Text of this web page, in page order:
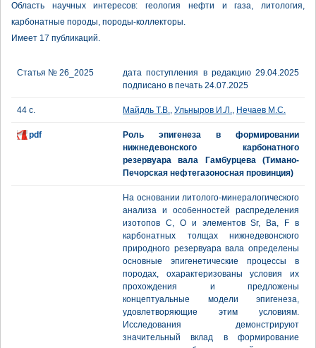
Область научных интересов: геология нефти и газа, литология,
карбонатные породы, породы-коллекторы.
Имеет 17 публикаций.
Статья № 26_2025
дата поступления в редакцию 29.04.2025
подписано в печать 24.07.2025
44 с. Майдль Т.В., Ульныров И.Л., Нечаев М.С.
pdf
Роль эпигенеза в формировании
нижнедевонского карбонатного
резервуара вала Гамбурцева (Тимано-
Печорская нефтегазоносная провинция)
На основании литолого-минералогического
анализа и особенностей распределения
изотопов С, О и элементов Sr, Ba, F в
карбонатных толщах нижнедевонского
природного резервуара вала определены
основные эпигенетические процессы в
породах, охарактеризованы условия их
прохождения и предложены
концептуальные модели эпигенеза,
удовлетворяющие этим условиям.
Исследования демонстрируют
значительный вклад в формирование